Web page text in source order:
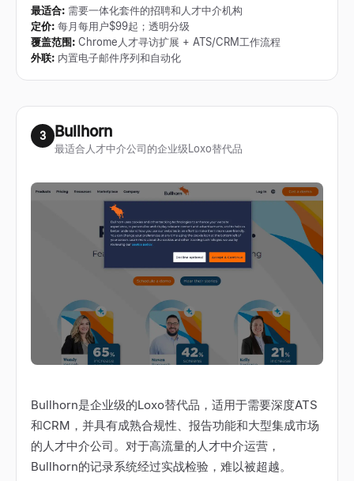
最适合: 需要一体化套件的招聘和人才中介机构
定价: 每月每用户$99起；透明分级
覆盖范围: Chrome人才寻访扩展 + ATS/CRM工作流程
外联: 内置电子邮件序列和自动化
3 Bullhorn
最适合人才中介公司的企业级Loxo替代品
Bullhorn是企业级的Loxo替代品，适用于需要深度ATS
和CRM，并具有成熟合规性、报告功能和大型集成市场
的人才中介公司。对于高流量的人才中介运营，
Bullhorn的记录系统经过实战检验，难以被超越。